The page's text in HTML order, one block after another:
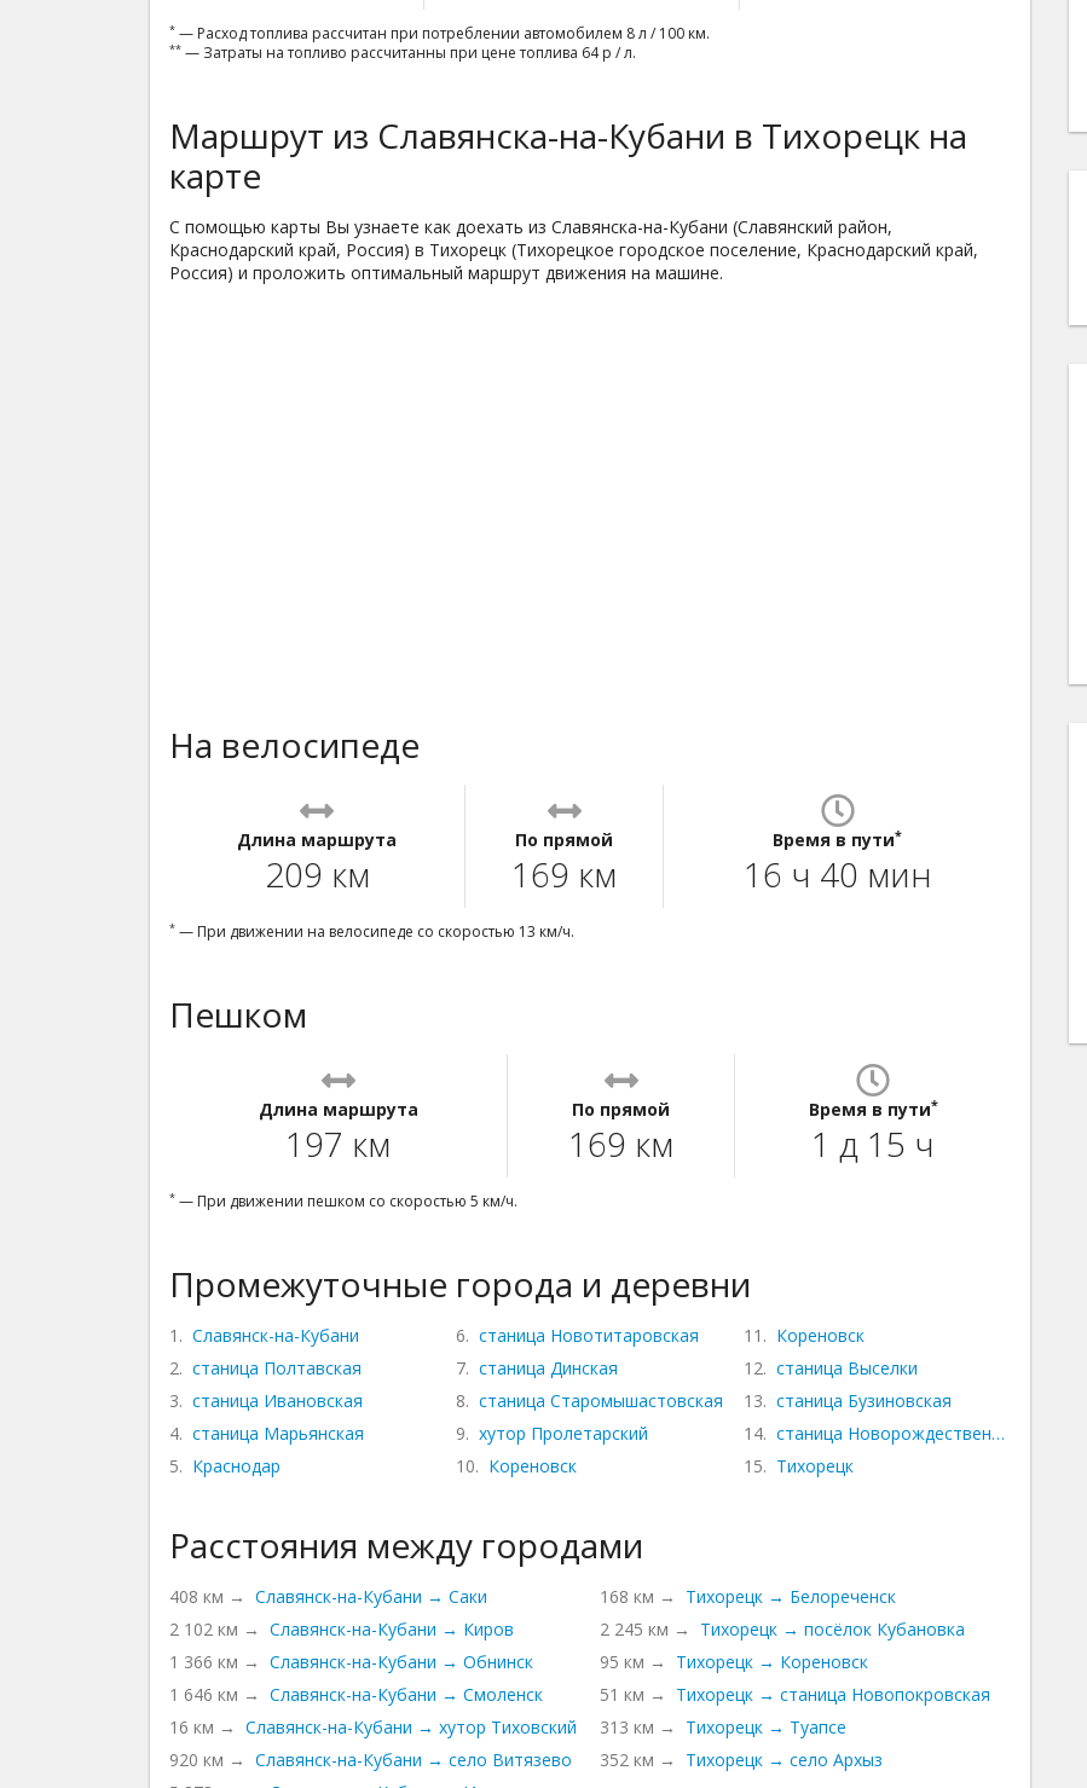
* — Расход топлива рассчитан при потреблении автомобилем 8 л / 100 км.
** — Затраты на топливо рассчитанны при цене топлива 64 р / л.
Маршрут из Славянска-на-Кубани в Тихорецк на
карте
С помощью карты Вы узнаете как доехать из Славянска-на-Кубани (Славянский район,
Краснодарский край, Россия) в Тихорецк (Тихорецкое городское поселение, Краснодарский край,
Россия) и проложить оптимальный маршрут движения на машине.
На велосипеде
Длина маршрута
209 км
По прямой
169 км
Время в пути*
16 ч 40 мин
* — При движении на велосипеде со скоростью 13 км/ч.
Пешком
Длина маршрута
197 км
По прямой
169 км
Время в пути*
1 д 15 ч
* — При движении пешком со скоростью 5 км/ч.
Промежуточные города и деревни
1. Славянск-на-Кубани
2. станица Полтавская
3. станица Ивановская
4. станица Марьянская
5. Краснодар
6. станица Новотитаровская
7. станица Динская
8. станица Старомышастовская
9. хутор Пролетарский
10. Кореновск
11. Кореновск
12. станица Выселки
13. станица Бузиновская
14. станица Новорождественская
15. Тихорецк
Расстояния между городами
408 км → Славянск-на-Кубани → Саки
2 102 км → Славянск-на-Кубани → Киров
1 366 км → Славянск-на-Кубани → Обнинск
1 646 км → Славянск-на-Кубани → Смоленск
16 км → Славянск-на-Кубани → хутор Тиховский
920 км → Славянск-на-Кубани → село Витязево
168 км →
Тихорецк → Белореченск
2 245 км →
Тихорецк → посёлок Кубановка
95 км →
Тихорецк → Кореновск
51 км →
Тихорецк → станица Новопокровская
313 км →
Тихорецк → Туапсе
352 км →
Тихорецк → село Архыз